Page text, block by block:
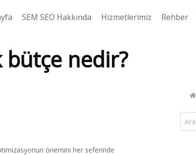
SEM SEO Hakkında Hizmetlerimiz Rehber
nedir?
önemini her seferinde